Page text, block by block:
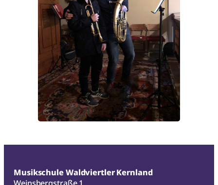
Musikschule Waldviertler Kernland